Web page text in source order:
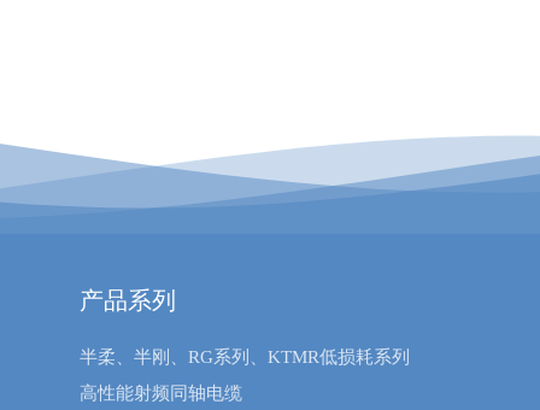
产品系列
半柔、半刚、RG系列、KTMR低损耗系列
高性能射频同轴电缆